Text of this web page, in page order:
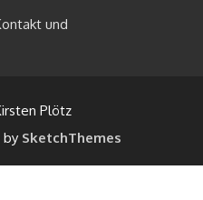
und
Plötz
by SketchThemes